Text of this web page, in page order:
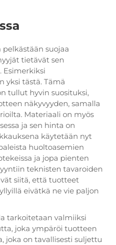
pelkästään suojaa
tietävät sen
Esimerkiksi
yksi tästä. Tämä
tullut hyvin suosituksi,
näkyvyyden, samalla
Materiaali on myös
ja sen hinta on
käytetään nyt
huoltoasemien
ja jopa pienten
teknisten tavaroiden
siitä, että tuotteet
eivätkä ne vie paljon
tarkoitetaan valmiiksi
joka ympäröi tuotteen
joka on tavallisesti suljettu